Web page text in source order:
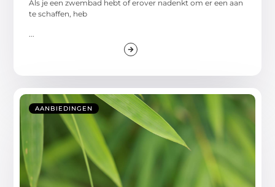
Als je een zwembad hebt of erover nadenkt om er een aan
te schaffen, heb
AANBIEDINGEN